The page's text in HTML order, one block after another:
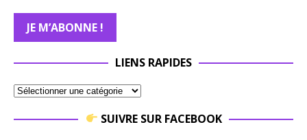
LIENS RAPIDES
SUIVRE SUR FACEBOOK